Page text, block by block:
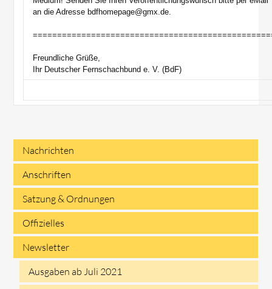
an die Adresse bdfhomepage@gmx.de.
Freundliche Grüße,
Ihr Deutscher Fernschachbund e. V. (BdF)
Navigation
überspringen
Nachrichten
Anschriften
Satzung & Ordnungen
Offizielles
Newsletter
Ausgaben ab Juli 2021